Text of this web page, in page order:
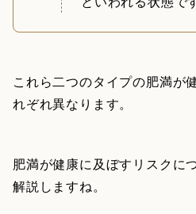
これら二つのタイプの肥満が
れぞれ異なります。
肥満が健康に及ぼすリスクに
解説しますね。